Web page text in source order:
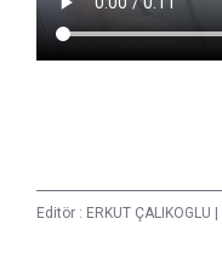
Editör : ERKUT ÇALIKOGLU |